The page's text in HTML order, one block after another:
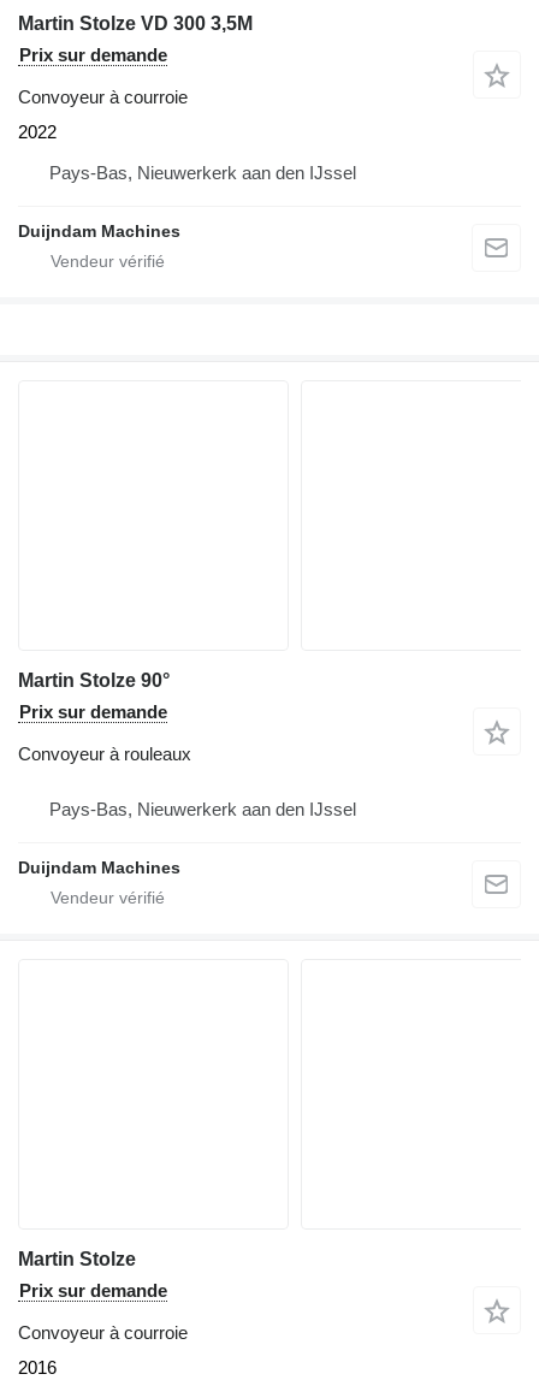
Martin Stolze VD 300 3,5M
Prix sur demande
Convoyeur à courroie
2022
Pays-Bas, Nieuwerkerk aan den IJssel
Duijndam Machines
Martin Stolze 90°
Prix sur demande
Convoyeur à rouleaux
Pays-Bas, Nieuwerkerk aan den IJssel
Duijndam Machines
Martin Stolze
Prix sur demande
Convoyeur à courroie
2016